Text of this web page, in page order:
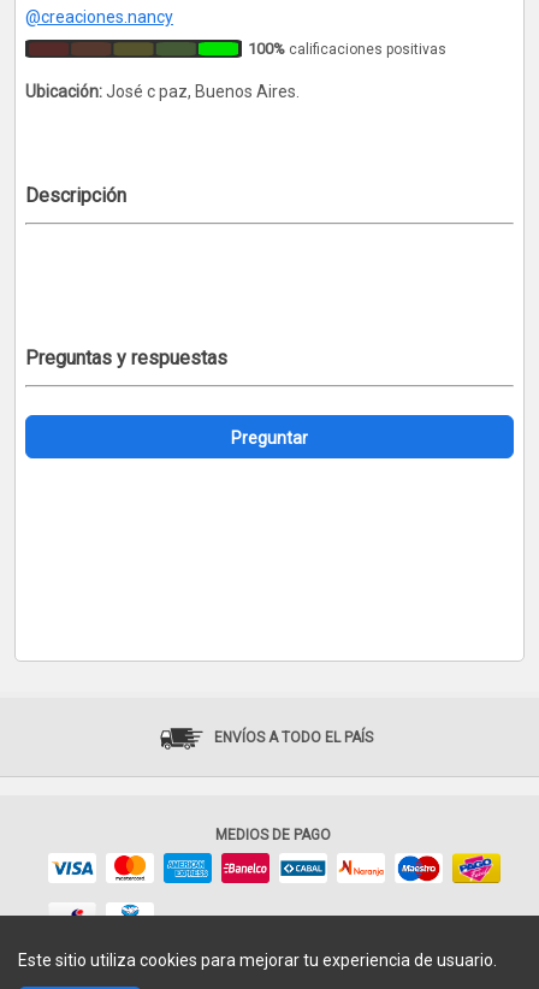
@creaciones.nancy
100% calificaciones positivas
Ubicación:José c paz, Buenos Aires.
Descripción
Preguntas y respuestas
Preguntar
ENVÍOS A TODO EL PAÍS
MEDIOS DE PAGO
Este sitio utiliza cookies para mejorar tu experiencia de usuario.